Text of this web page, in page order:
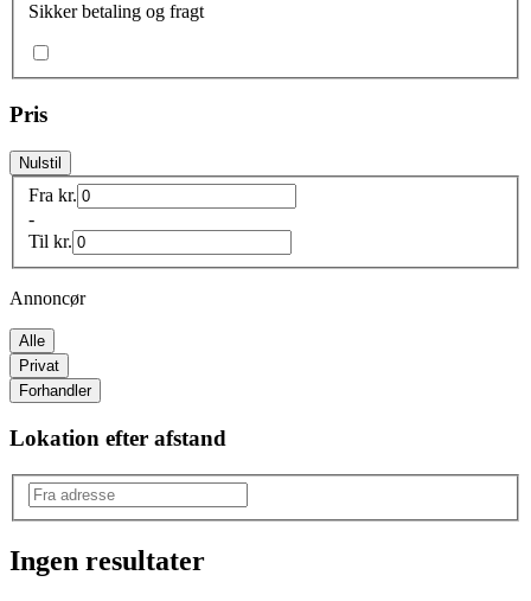
Sikker betaling og fragt
Pris
Nulstil
Fra kr.
-
Til kr.
Annoncør
Alle
Privat
Forhandler
Lokation efter afstand
Ingen resultater